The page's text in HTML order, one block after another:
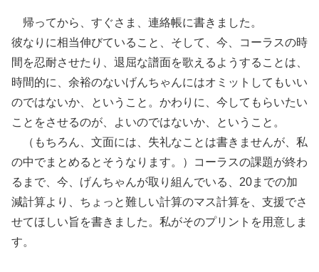
帰ってから、すぐさま、連絡帳に書きました。
彼なりに相当伸びていること、そして、今、コーラスの時
間を忍耐させたり、退屈な譜面を歌えるようすることは、
時間的に、余裕のないげんちゃんにはオミットしてもいい
のではないか、ということ。かわりに、今してもらいたい
ことをさせるのが、よいのではないか、ということ。
（もちろん、文面には、失礼なことは書きませんが、私
の中でまとめるとそうなります。）コーラスの課題が終わ
るまで、今、げんちゃんが取り組んでいる、20までの加
減計算より、ちょっと難しい計算のマス計算を、支援でさ
せてほしい旨を書きました。私がそのプリントを用意しま
す。